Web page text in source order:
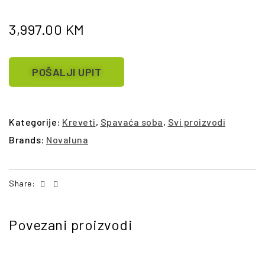
3,997.00 KM
POŠALJI UPIT
Kategorije: Kreveti, Spavaća soba, Svi proizvodi
Brands: Novaluna
Share: Facebook
Povezani proizvodi